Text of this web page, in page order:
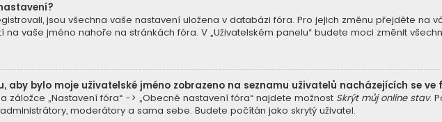
jsou všechna vaše nastavení uložena v databázi fóra. Pro jejich změnu přejděte na
na vaše jméno nahoře na stránkách fóra. V „Uživatelském panelu“ budete moci změnit
aby bylo moje uživatelské jméno zobrazeno na seznamu uživatelů nacházejících se ve
záložce „Nastavení fóra“ -> „Obecné nastavení fóra“ najdete možnost Skrýt můj online stav.
moderátory a sama sebe. Budete počítán jako skrytý uživatel.